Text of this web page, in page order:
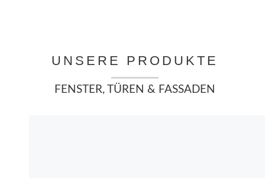
UNSERE PRODUKTE
FENSTER, TÜREN & FASSADEN